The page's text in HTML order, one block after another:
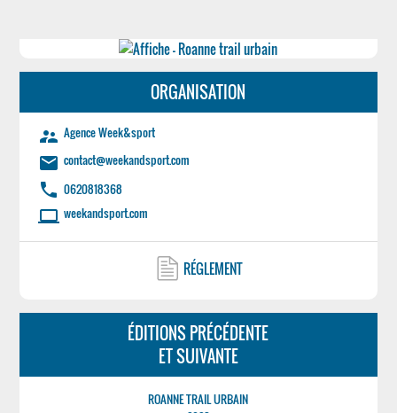
ORGANISATION
supervisor_account Agence Week&sport
email contact@weekandsport.com
phone 0620818368
laptop weekandsport.com
RÉGLEMENT
ÉDITIONS PRÉCÉDENTE
ET SUIVANTE
ROANNE TRAIL URBAIN